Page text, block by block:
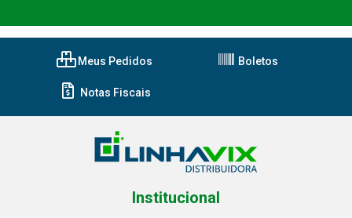
Meus Pedidos Boletos
Notas Fiscais
Institucional